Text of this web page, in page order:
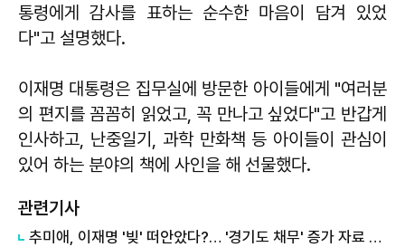
통령에게 감사를 표하는 순수한 마음이 담겨 있었
다"고 설명했다.
이재명 대통령은 집무실에 방문한 아이들에게 "여러분
의 편지를 꼼꼼히 읽었고, 꼭 만나고 싶었다"고 반갑게
인사하고, 난중일기, 과학 만화책 등 아이들이 관심이
있어 하는 분야의 책에 사인을 해 선물했다.
관련기사
추미애, 이재명 '빚' 떠안았다?… '경기도 채무' 증가 자료 실시간 확산